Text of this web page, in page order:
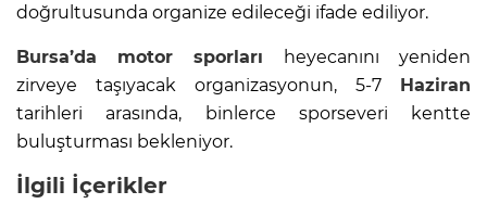
doğrultusunda organize edileceği ifade ediliyor.
Bursa’da motor sporları heyecanını yeniden
zirveye taşıyacak organizasyonun, 5-7 Haziran
tarihleri arasında, binlerce sporseveri kentte
buluşturması bekleniyor.
İlgili İçerikler